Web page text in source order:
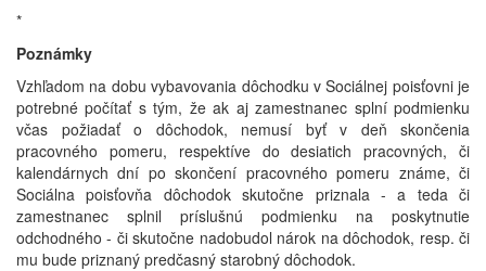
*
Poznámky
Vzhľadom na dobu vybavovania dôchodku v Sociálnej poisťovni je
potrebné počítať s tým, že ak aj zamestnanec splní podmienku
včas požiadať o dôchodok, nemusí byť v deň skončenia
pracovného pomeru, respektíve do desiatich pracovných, či
kalendárnych dní po skončení pracovného pomeru známe, či
Sociálna poisťovňa dôchodok skutočne priznala - a teda či
zamestnanec splnil príslušnú podmienku na poskytnutie
odchodného - či skutočne nadobudol nárok na dôchodok, resp. či
mu bude priznaný predčasný starobný dôchodok.